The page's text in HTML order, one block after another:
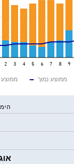
2 3 4 5 6 7 8 9
ממוצע ממוצע נמוך